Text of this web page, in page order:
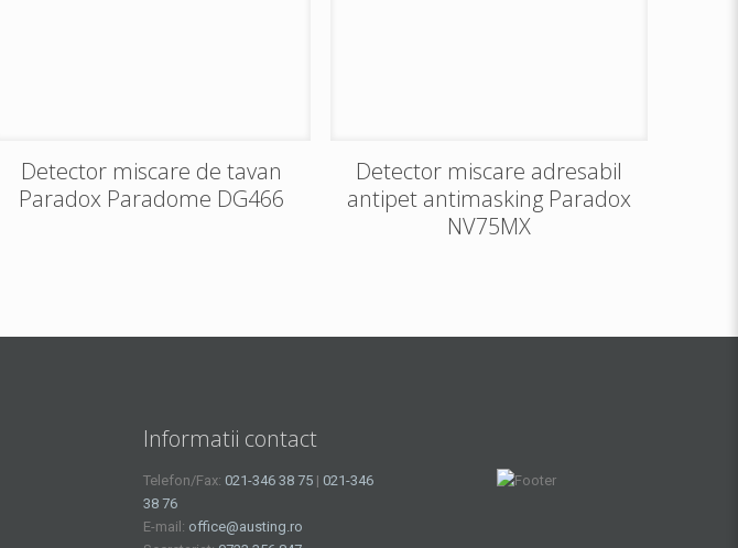
Detector miscare de tavan
Paradox Paradome DG466
Detector miscare adresabil
antipet antimasking Paradox
NV75MX
Informatii contact
Telefon/Fax: 021-346 38 75 | 021-346
38 76
E-mail: office@austing.ro